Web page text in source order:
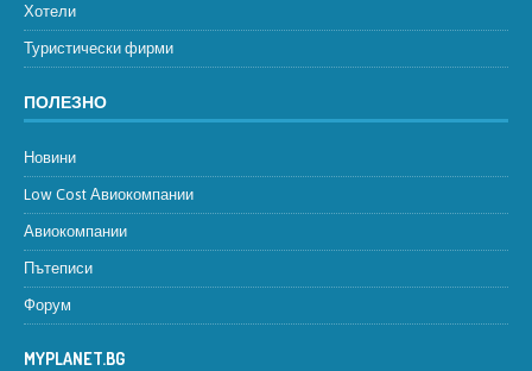
Хотели
Туристически фирми
ПОЛЕЗНО
Новини
Low Cost Авиокомпании
Авиокомпании
Пътеписи
Форум
MYPLANET.BG